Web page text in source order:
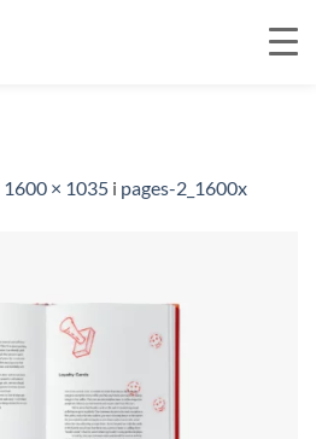
1600 × 1035 i pages-2_1600x